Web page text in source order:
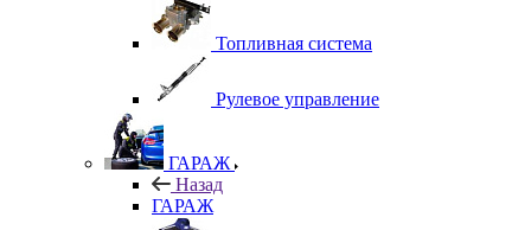
Топливная система
Рулевое управление
ГАРАЖ
Назад
ГАРАЖ